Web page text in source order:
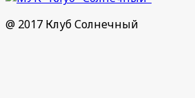
@ 2017 Клуб Солнечный